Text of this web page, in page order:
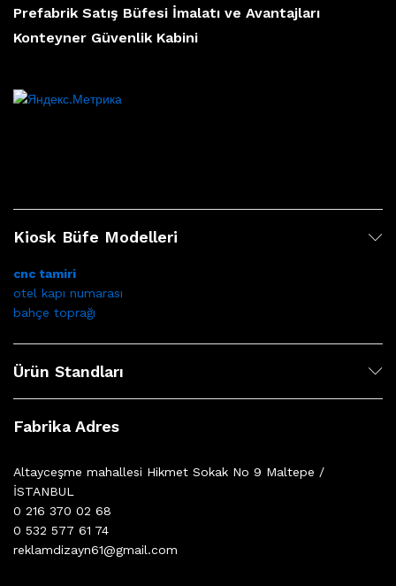
Prefabrik Satış Büfesi İmalatı ve Avantajları
Konteyner Güvenlik Kabini
Kiosk Büfe Modelleri
cnc tamiri
otel kapı numarası
bahçe toprağı
Ürün Standları
Fabrika Adres
Altayceşme mahallesi Hikmet Sokak No 9 Maltepe /
İSTANBUL
0 216 370 02 68
0 532 577 61 74
reklamdizayn61@gmail.com